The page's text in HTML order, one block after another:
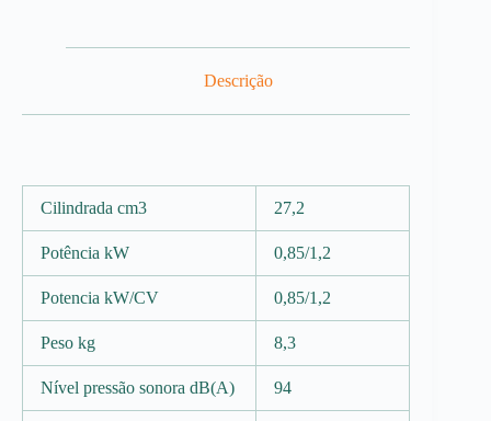
Descrição
Cilindrada cm3 27,2
Potência kW 0,85/1,2
Potencia kW/CV 0,85/1,2
Peso kg 8,3
Nível pressão sonora dB(A) 94